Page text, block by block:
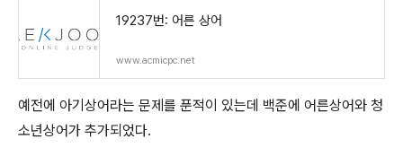
19237번: 어른 상어
www.acmicpc.net
예전에 아기상어라는 문제를 푼적이 있는데 백준에 어른상어와 청
소년상어가 추가되었다.